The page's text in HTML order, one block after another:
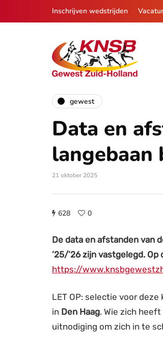
Inschrijven wedstrijden
gewest
Data en
langebaan
21 oktober 2025
628 0
De data en afstanden van
’25/’26 zijn vastgelegd.
https://
LET OP: selectie voor
in Den Haag. Wie zich
uitnodiging om zich in te